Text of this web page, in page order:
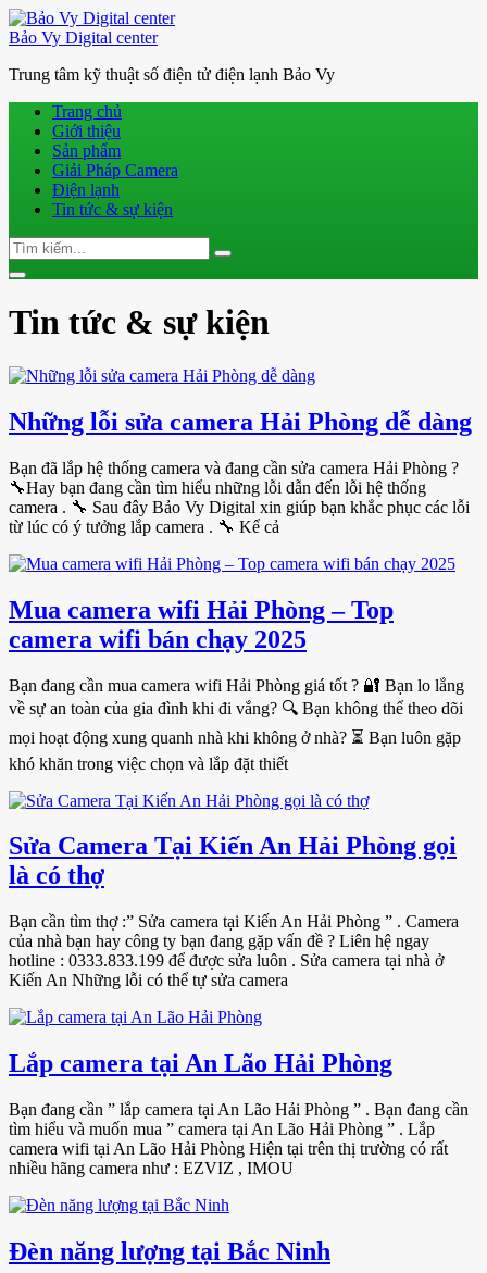
Bảo Vy Digital center
Trung tâm kỹ thuật số điện tử điện lạnh Bảo Vy
Trang chủ
Giới thiệu
Sản phẩm
Giải Pháp Camera
Điện lạnh
Tin tức & sự kiện
Search
for:
Search
Toggle
Tin tức & sự kiện
Những lỗi sửa camera Hải Phòng dễ dàng
Bạn đã lắp hệ thống camera và đang cần sửa camera Hải Phòng ?
🔧Hay bạn đang cần tìm hiểu những lỗi dẫn đến lỗi hệ thống
camera . 🔧 Sau đây Bảo Vy Digital xin giúp bạn khắc phục các lỗi
từ lúc có ý tưởng lắp camera . 🔧 Kể cả
Mua camera wifi Hải Phòng – Top
camera wifi bán chạy 2025
Bạn đang cần mua camera wifi Hải Phòng giá tốt ? 🔐 Bạn lo lắng
về sự an toàn của gia đình khi đi vắng? 🔍 Bạn không thể theo dõi
mọi hoạt động xung quanh nhà khi không ở nhà? ⏳ Bạn luôn gặp
khó khăn trong việc chọn và lắp đặt thiết
Sửa Camera Tại Kiến An Hải Phòng gọi
là có thợ
Bạn cần tìm thợ :” Sửa camera tại Kiến An Hải Phòng ” . Camera
của nhà bạn hay công ty bạn đang gặp vấn đề ? Liên hệ ngay
hotline : 0333.833.199 để được sửa luôn . Sửa camera tại nhà ở
Kiến An Những lỗi có thể tự sửa camera
Lắp camera tại An Lão Hải Phòng
Bạn đang cần ” lắp camera tại An Lão Hải Phòng ” . Bạn đang cần
tìm hiểu và muốn mua ” camera tại An Lão Hải Phòng ” . Lắp
camera wifi tại An Lão Hải Phòng Hiện tại trên thị trường có rất
nhiều hãng camera như : EZVIZ , IMOU
Đèn năng lượng tại Bắc Ninh